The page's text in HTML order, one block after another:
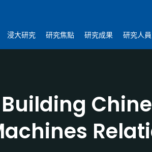
浸大研究 研究焦點 研究成果 研究人員